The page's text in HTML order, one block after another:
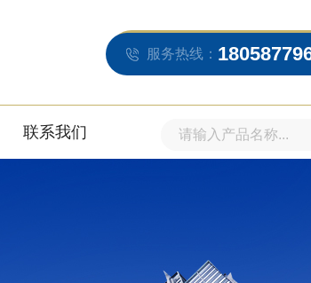
服务热线：
联系我们